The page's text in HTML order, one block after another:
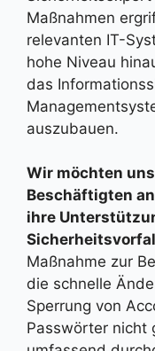
Maßnahmen
relevanten IT-
hohe Niveau
das
auszubauen.
Wir möchten
Beschäftigten
ihre
Maßnahme zur
die schnelle
Sperrung von
Passwörter nicht